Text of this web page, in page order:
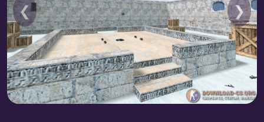
❮ ❯